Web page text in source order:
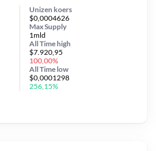
Unizen koers
$0,0004626
Max Supply
1mld
All Timehigh
$7.920,95
100,00%
All Time low
$0,0001298
256,15%